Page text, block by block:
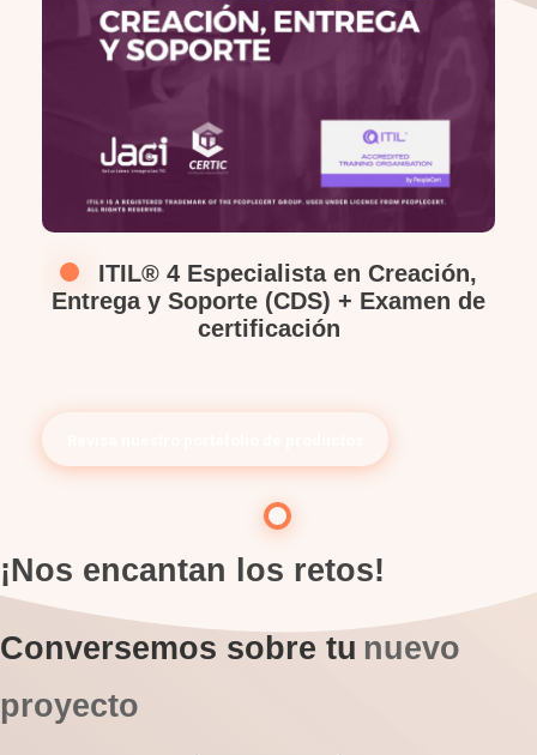
ITIL® 4 Especialista en Creación,
Entrega y Soporte (CDS) + Examen de
certificación
¡Nos encantan los retos!
Conversemos sobre tu nuevo
proyecto